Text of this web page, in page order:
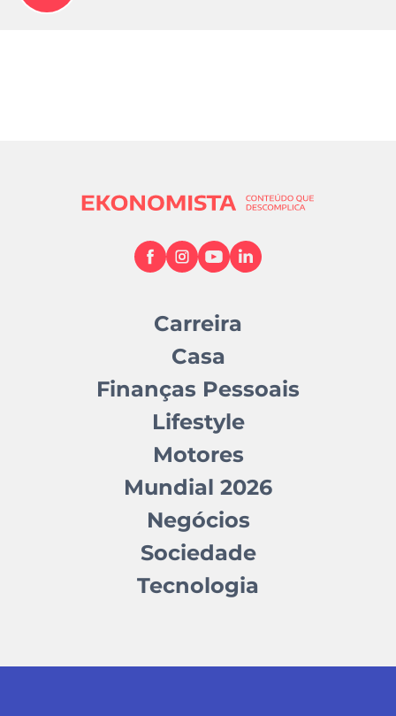
Carreira
Casa
Finanças Pessoais
Lifestyle
Motores
Mundial 2026
Negócios
Sociedade
Tecnologia